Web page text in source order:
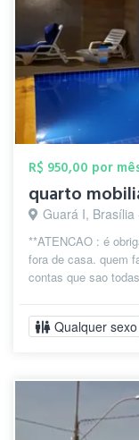
R$ 950,00 por
quarto
Guará I, Brasília
**ATENCAO : é
fora de casa. quem
contas que sao
Qualquer sexo